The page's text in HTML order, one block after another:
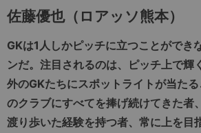
佐藤優也（ロアッソ熊本）
GKは1 人しかピッチに立つことができ
ンだ。注目されるのは、ピッチ上で輝
外のGKたちにスポットライトが当たる
のクラブにすべてを捧げ続けてきた者
渡り歩いた経験を持つ者、常に上を目